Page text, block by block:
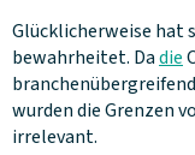
Glücklicherweise hat
bewahrheitet. Dadie
branchenübergreifend
wurden die Grenzen
irrelevant.